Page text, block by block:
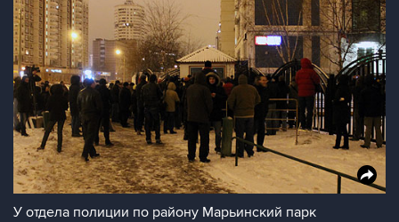
У отдела полиции по району Марьинский парк